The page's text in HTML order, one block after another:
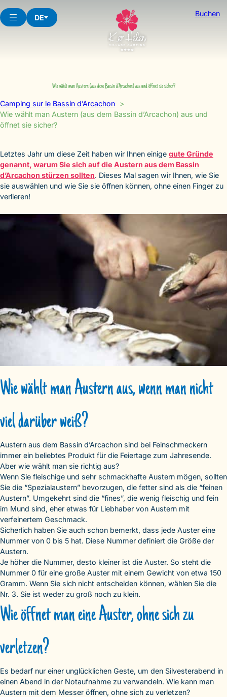
to
content
DE Buchen
Wie wählt man Austern (aus dem Bassin d’Arcachon) aus und öffnet sie sicher?
Camping sur le Bassin d’Arcachon
Wie wählt man Austern (aus dem Bassin d’Arcachon) aus und
öffnet sie sicher?
Letztes Jahr um diese Zeit haben wir Ihnen einige gute Gründe
genannt, warum Sie sich auf die Austern aus dem Bassin
d’Arcachon stürzen sollten. Dieses Mal sagen wir Ihnen, wie Sie
sie auswählen und wie Sie sie öffnen können, ohne einen Finger zu
verlieren!
Wie wählt man Austern aus, wenn man nicht
viel darüber weiß?
Austern aus dem Bassin d’Arcachon sind bei Feinschmeckern
immer ein beliebtes Produkt für die Feiertage zum Jahresende.
Aber wie wählt man sie richtig aus?
Wenn Sie fleischige und sehr schmackhafte Austern mögen, sollten
Sie die “Spezialaustern” bevorzugen, die fetter sind als die “feinen
Austern”. Umgekehrt sind die “fines”, die wenig fleischig und fein
im Mund sind, eher etwas für Liebhaber von Austern mit
verfeinertem Geschmack.
Sicherlich haben Sie auch schon bemerkt, dass jede Auster eine
Nummer von 0 bis 5 hat. Diese Nummer definiert die Größe der
Austern.
Je höher die Nummer, desto kleiner ist die Auster. So steht die
Nummer 0 für eine große Auster mit einem Gewicht von etwa 150
Gramm. Wenn Sie sich nicht entscheiden können, wählen Sie die
Nr. 3. Sie ist weder zu groß noch zu klein.
Wie öffnet man eine Auster, ohne sich zu
verletzen?
Es bedarf nur einer unglücklichen Geste, um den Silvesterabend in
einen Abend in der Notaufnahme zu verwandeln. Wie kann man
Austern mit dem Messer öffnen, ohne sich zu verletzen?